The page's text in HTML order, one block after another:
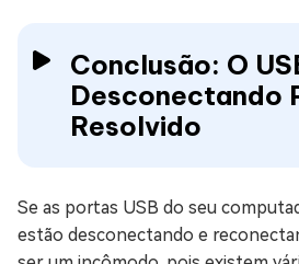
Conclusão: O
Desconectando
Resolvido
Se as portas USB do seu
estão desconectando e